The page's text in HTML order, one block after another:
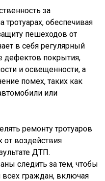
за
тротуарах, обеспечивая
пешеходов от
в себя регулярный
дефектов покрытия,
и освещенности, а
помех, таких как
или
ремонту тротуаров
от воздействия
ДТП.
следить за тем, чтобы
граждан, включая